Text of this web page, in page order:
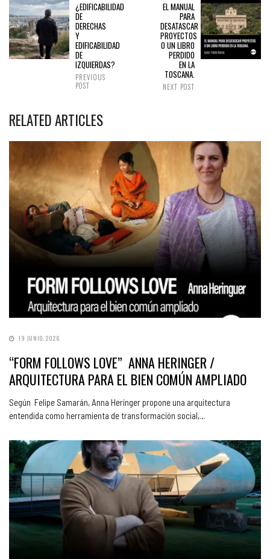
¿EDIFICABILIDAD
DE
DERECHAS
Y
EDIFICABILIDAD
DE
IZQUIERDAS?
PREVIOUS
POST
EL MANUAL
PARA
DESATASCAR
PROYECTOS
O UN LIBRO
PERDIDO
EN LA
TOSCANA.
NEXT POST
RELATED ARTICLES
19 JUNIO, 2026
“FORM FOLLOWS LOVE” ANNA HERINGER /
ARQUITECTURA PARA EL BIEN COMÚN AMPLIADO
Según Felipe Samarán, Anna Heringer propone una arquitectura
entendida como herramienta de transformación social,…